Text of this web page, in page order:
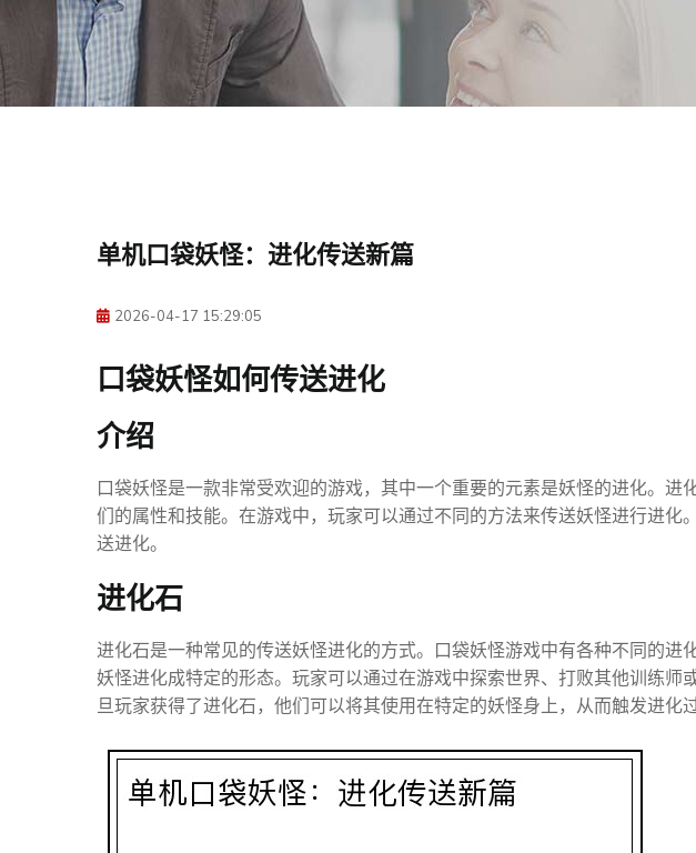
单机口袋妖怪：进化传送新篇
2026-04-17 15:29:05
口袋妖怪如何传送进化
介绍
口袋妖怪是一款非常受欢迎的游戏，其中一个重要的元素是妖怪的进化。进
们的属性和技能。在游戏中，玩家可以通过不同的方法来传送妖怪进行进化
送进化。
进化石
进化石是一种常见的传送妖怪进化的方式。口袋妖怪游戏中有各种不同的进
妖怪进化成特定的形态。玩家可以通过在游戏中探索世界、打败其他训练师
旦玩家获得了进化石，他们可以将其使用在特定的妖怪身上，从而触发进化过